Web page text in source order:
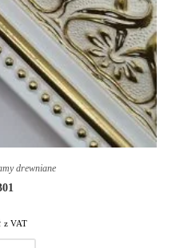
drewniane
z VAT